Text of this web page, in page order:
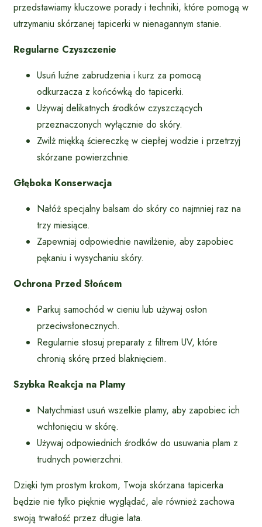
przedstawiamy kluczowe porady i techniki, które pomogą w
utrzymaniu skórzanej tapicerki w nienagannym stanie.
Regularne Czyszczenie
Usuń luźne zabrudzenia i kurz za pomocą
odkurzacza z końcówką do tapicerki.
Używaj delikatnych środków czyszczących
przeznaczonych wyłącznie do skóry.
Zwilż miękką ściereczkę w ciepłej wodzie i przetrzyj
skórzane powierzchnie.
Głęboka Konserwacja
Nałóż specjalny balsam do skóry co najmniej raz na
trzy miesiące.
Zapewniaj odpowiednie nawilżenie, aby zapobiec
pękaniu i wysychaniu skóry.
Ochrona Przed Słońcem
Parkuj samochód w cieniu lub używaj osłon
przeciwsłonecznych.
Regularnie stosuj preparaty z filtrem UV, które
chronią skórę przed blaknięciem.
Szybka Reakcja na Plamy
Natychmiast usuń wszelkie plamy, aby zapobiec ich
wchłonięciu w skórę.
Używaj odpowiednich środków do usuwania plam z
trudnych powierzchni.
Dzięki tym prostym krokom, Twoja skórzana tapicerka
będzie nie tylko pięknie wyglądać, ale również zachowa
swoją trwałość przez długie lata.